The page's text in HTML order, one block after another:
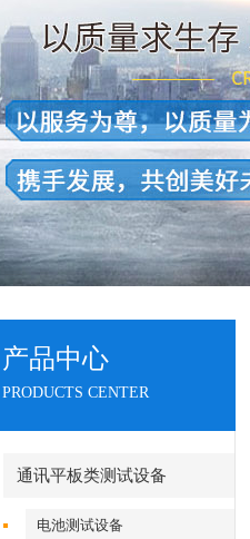
产品中心
PRODUCTS CENTER
通讯平板类测试设备
电池测试设备